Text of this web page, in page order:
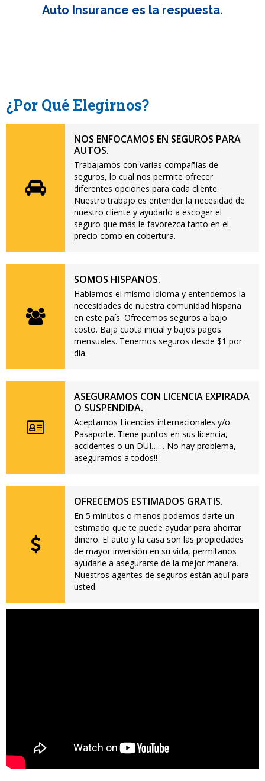
Auto Insurance es la respuesta.
¿Por Qué Elegirnos?
NOS ENFOCAMOS EN SEGUROS PARA
AUTOS.
Trabajamos con varias compañías de
seguros, lo cual nos permite ofrecer
diferentes opciones para cada cliente.
Nuestro trabajo es entender la necesidad de
nuestro cliente y ayudarlo a escoger el
seguro que más le favorezca tanto en el
precio como en cobertura.
SOMOS HISPANOS.
Hablamos el mismo idioma y entendemos la
necesidades de nuestra comunidad hispana
en este país. Ofrecemos seguros a bajo
costo. Baja cuota inicial y bajos pagos
mensuales. Tenemos seguros desde $1 por
dia.
ASEGURAMOS CON LICENCIA EXPIRADA
O SUSPENDIDA.
Aceptamos Licencias internacionales y/o
Pasaporte. Tiene puntos en sus licencia,
accidentes o un DUI…… No hay problema,
aseguramos a todos!!
OFRECEMOS ESTIMADOS GRATIS.
En 5 minutos o menos podemos darte un
estimado que te puede ayudar para ahorrar
dinero. El auto y la casa son las propiedades
de mayor inversión en su vida, permítanos
ayudarle a asegurarse de la mejor manera.
Nuestros agentes de seguros están aquí para
usted.